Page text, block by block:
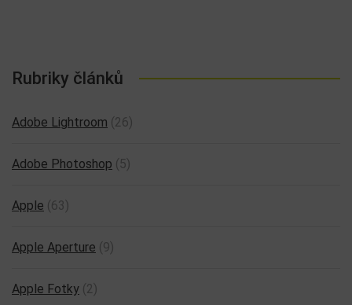
Rubriky článků
Adobe Lightroom (26)
Adobe Photoshop (5)
Apple (63)
Apple Aperture (9)
Apple Fotky (2)